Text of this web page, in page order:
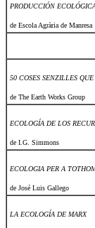
PRODUCCIÓN
de Escola Agrària de Manresa
50 COSES SENZILLES
de The Earth Works Group
ECOLOGÍA DE LOS
de I.G. Simmons
ECOLOGIA PER A
de José Luis Gallego
LA ECOLOGÍA DE MARX